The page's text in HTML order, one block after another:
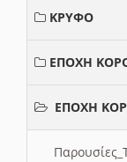
ΚΡΥΦΟ
ΕΠΟΧΗ
ΕΠΟΧΗ